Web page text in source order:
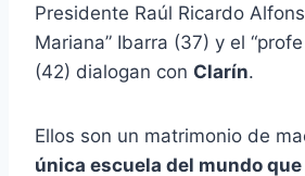
Presidente Raúl Ricardo
Mariana” Ibarra (37) y el
(42) dialogan con Clarín.
Ellos son un matrimonio de
única escuela del mundo